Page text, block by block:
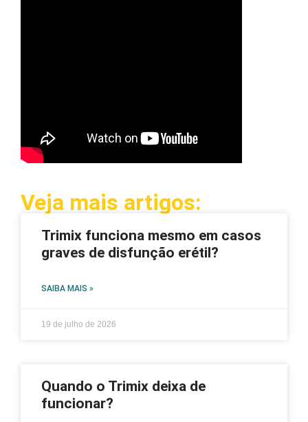
Veja mais artigos:
Trimix funciona mesmo em casos
graves de disfunção erétil?
SAIBA MAIS »
19 de julho de 2026
Quando o Trimix deixa de
funcionar?